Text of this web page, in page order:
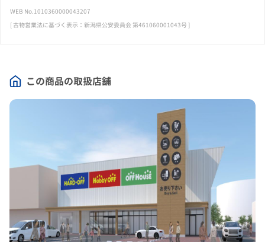
この商品の取扱店舗
WEB No.1010360000043207
[ 古物営業法に基づく表示：新潟県公安委員会 第461060001043号 ]